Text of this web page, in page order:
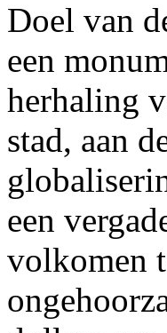
Doel van
een
herhaling
stad, aan
een
volkomen